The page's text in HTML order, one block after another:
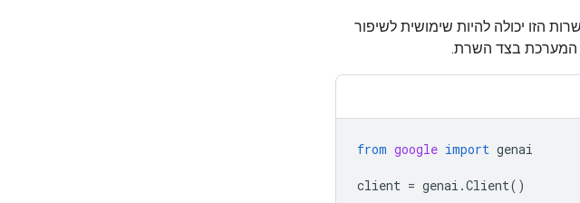
הזו יכולה להיות שימושית לשיפור
המערכת בצד השרת.
from google import genai
client = genai .Client()